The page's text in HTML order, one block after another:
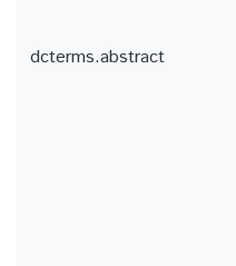
dcterms.abstract